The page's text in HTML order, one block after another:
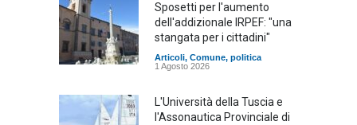
Sposetti per l'aumento
dell'addizionale IRPEF: "una
stangata per i cittadini"
Articoli, Comune, politica
1 Agosto 2026
L'Università della Tuscia e
l'Assonautica Provinciale di